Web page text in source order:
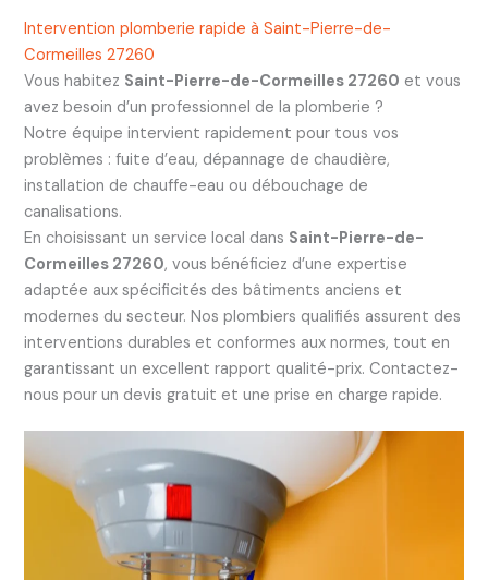
Intervention plomberie rapide à Saint-Pierre-de-
Cormeilles 27260
Vous habitez Saint-Pierre-de-Cormeilles 27260 et vous
avez besoin d’un professionnel de la plomberie ?
Notre équipe intervient rapidement pour tous vos
problèmes : fuite d’eau, dépannage de chaudière,
installation de chauffe-eau ou débouchage de
canalisations.
En choisissant un service local dans Saint-Pierre-de-
Cormeilles 27260, vous bénéficiez d’une expertise
adaptée aux spécificités des bâtiments anciens et
modernes du secteur. Nos plombiers qualifiés assurent des
interventions durables et conformes aux normes, tout en
garantissant un excellent rapport qualité-prix. Contactez-
nous pour un devis gratuit et une prise en charge rapide.